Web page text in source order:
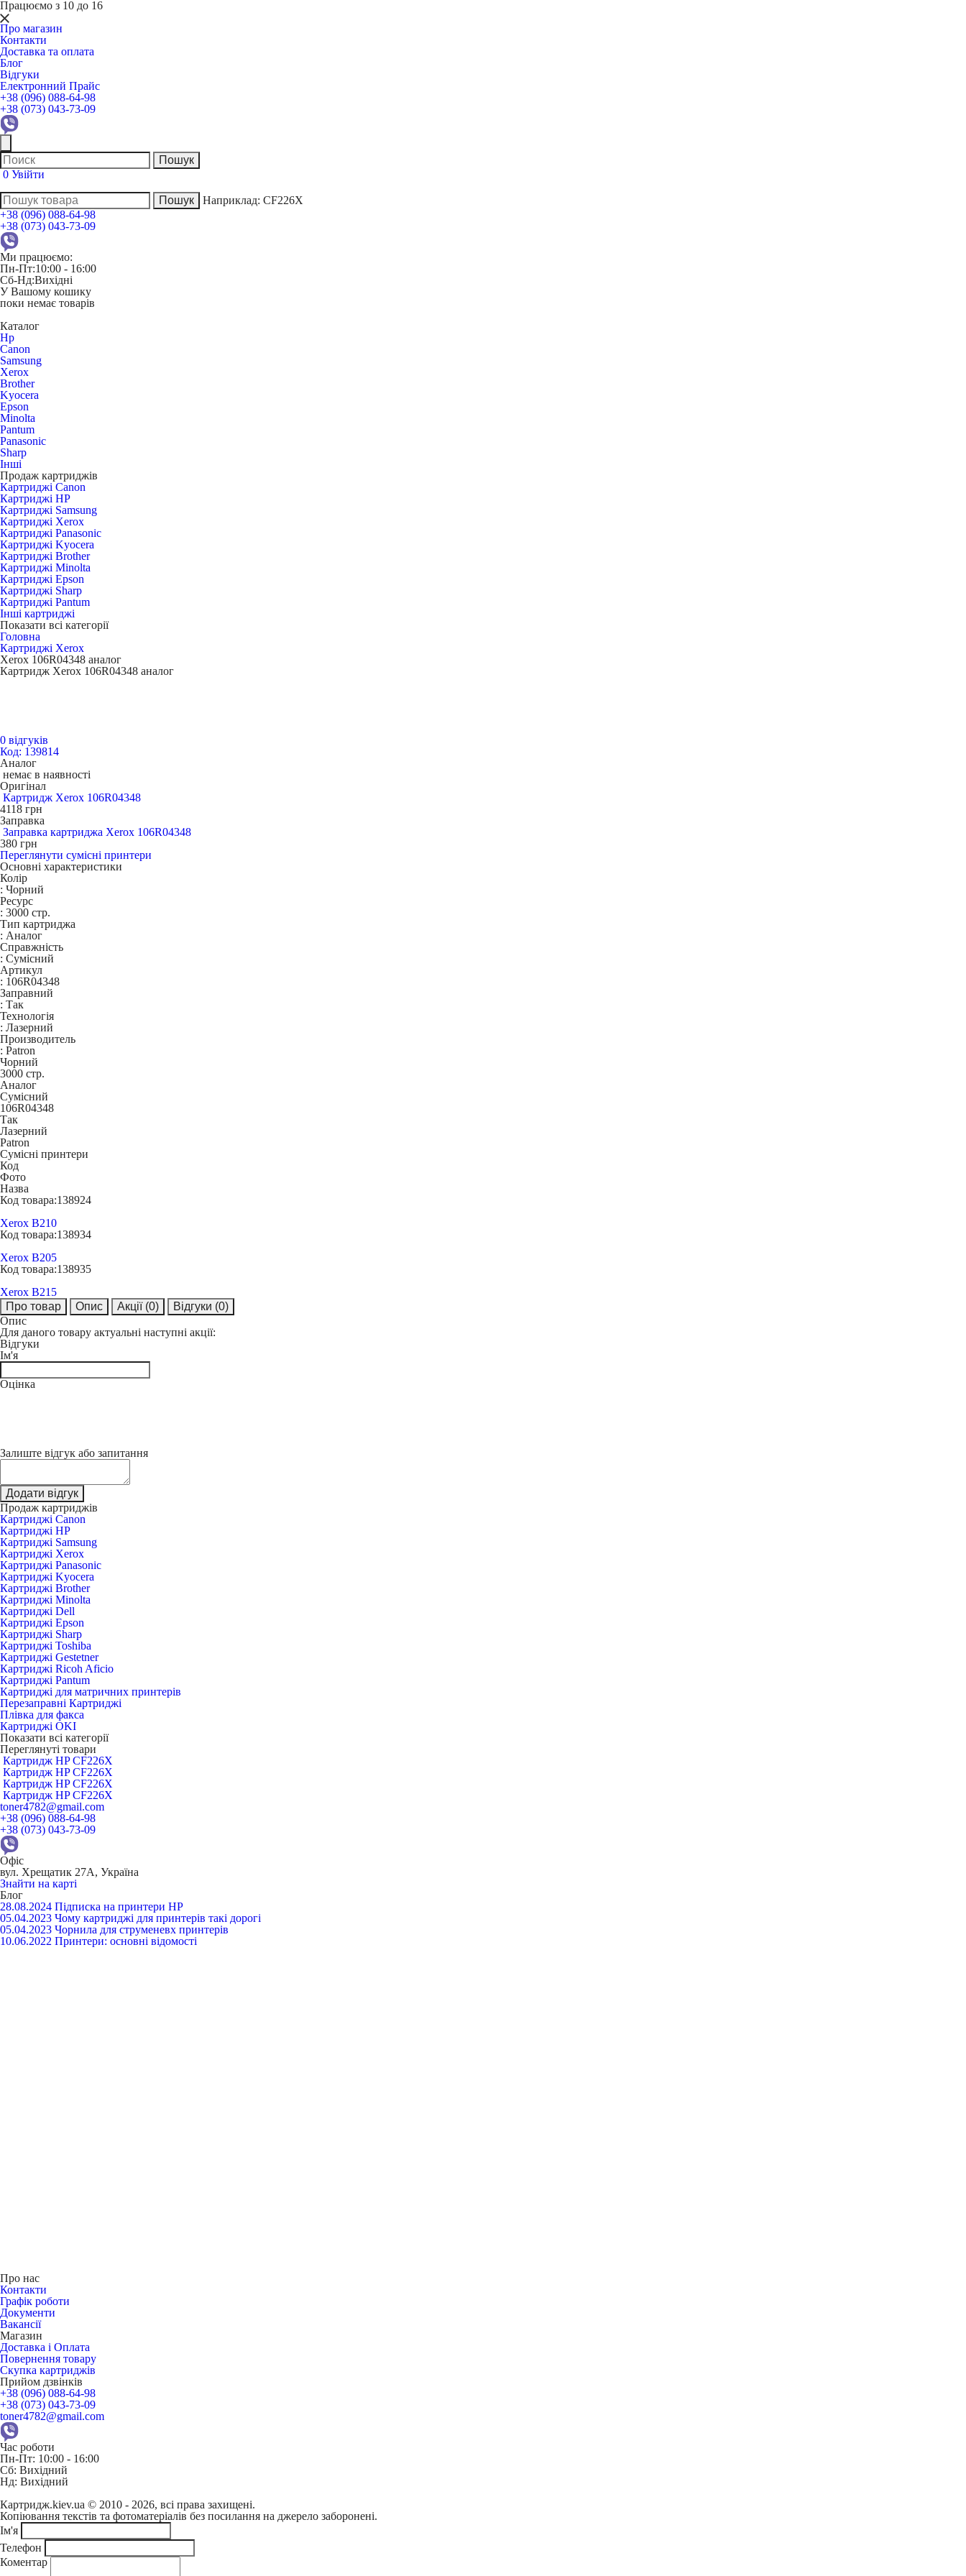
Працюємо з 10 до 16
Про магазин
Контакти
Доставка та оплата
Блог
Відгуки
Електронний Прайс
+38 (096) 088-64-98
+38 (073) 043-73-09
0 Увійти
Наприклад: CF226X
+38 (096) 088-64-98
+38 (073) 043-73-09
Ми працюємо:
Пн-Пт:10:00 - 16:00
Сб-Нд:Вихідні
У Вашому кошику
поки немає товарів
Каталог
Hp
Canon
Samsung
Xerox
Brother
Kyocera
Epson
Minolta
Pantum
Panasonic
Sharp
Інші
Продаж картриджів
Картриджі Canon
Картриджі HP
Картриджі Samsung
Картриджі Xerox
Картриджі Panasonic
Картриджі Kyocera
Картриджі Brother
Картриджі Minolta
Картриджі Epson
Картриджі Sharp
Картриджі Pantum
Інші картриджі
Показати всі категорії
Головна
Картриджі Xerox
Xerox 106R04348 аналог
Картридж Xerox 106R04348 аналог
0 відгуків
Код: 139814
Аналог
немає в наявності
Оригінал
Картридж Xerox 106R04348
4118 грн
Заправка
Заправка картриджа Xerox 106R04348
380 грн
Переглянути сумісні принтери
Основні характеристики
Колір
: Чорний
Ресурс
: 3000 стр.
Тип картриджа
: Аналог
Справжність
: Сумісний
Артикул
: 106R04348
Заправний
: Так
Технологія
: Лазерний
Производитель
: Patron
Чорний
3000 стр.
Аналог
Сумісний
106R04348
Так
Лазерний
Patron
Сумісні принтери
Код
Фото
Назва
Код товара:138924
Xerox B210
Код товара:138934
Xerox B205
Код товара:138935
Xerox B215
Про товар
Опис Акції (0) Відгуки (0)
Опис
Для даного товару актуальні наступні акції:
Відгуки
Ім'я
Оцінка
Залиште відгук або запитання
Додати відгук
Продаж картриджів
Картриджі Canon
Картриджі HP
Картриджі Samsung
Картриджі Xerox
Картриджі Panasonic
Картриджі Kyocera
Картриджі Brother
Картриджі Minolta
Картриджі Dell
Картриджі Epson
Картриджі Sharp
Картриджі Toshiba
Картриджі Gestetner
Картриджі Ricoh Aficio
Картриджі Pantum
Картриджі для матричних принтерів
Перезаправні Картриджі
Плівка для факса
Картриджі OKI
Показати всі категорії
Переглянуті товари
Картридж HP CF226X
Картридж HP CF226X
Картридж HP CF226X
Картридж HP CF226X
toner4782@gmail.com
+38 (096) 088-64-98
+38 (073) 043-73-09
Офіс
вул. Хрещатик 27А, Україна
Знайти на карті
Блог
28.08.2024 Підписка на принтери HP
05.04.2023 Чому картриджі для принтерів такі дорогі
05.04.2023 Чорнила для струменевх принтерів
10.06.2022 Принтери: основні відомості
Про нас
Контакти
Графік роботи
Документи
Вакансії
Магазин
Доставка і Оплата
Повернення товару
Скупка картриджів
Прийом дзвінків
+38 (096) 088-64-98
+38 (073) 043-73-09
toner4782@gmail.com
Час роботи
Пн-Пт: 10:00 - 16:00
Сб: Вихідний
Нд: Вихідний
Картридж.kiev.ua © 2010 - 2026, всі права захищені.
Копіювання текстів та фотоматеріалів без посилання на джерело заборонені.
Ім'я
Телефон
Коментар